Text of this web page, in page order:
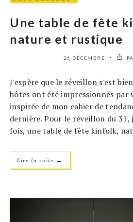
Une table de fête
nature et rustique
26 DÉCEMBRE
J'espère que le réveillon s'est
hôtes ont été impressionnés par
inspirée de mon cahier de
dernière. Pour le réveillon du
fois, une table de fête kinfolk,
Lire la suite →